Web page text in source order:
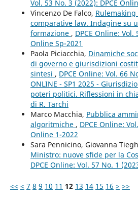
Vol. 53 No. 3 (2022): DPCE
Vincenzo De Falco,
comparative law. Indagine su
formazione , DPCE Online: Vol.
Online Sp-2021
Paola Piciacchia, Dinamiche
di governo e giurisdizioni
sintesi , DPCE Online: Vol. 66
ONLINE - SP1 2025 -
poteri politici. Riflessioni in
di R. Tarchi
Marco Macchia, Pubblica
algoritmiche , DPCE Online:
Online 1-2022
Sara Pennicino, Giovanna
Ministro: nuove sfide per la
DPCE Online: Vol. 57 No. 1
<< < 7 8 9 10 11 12 13 14 15 16 > >>